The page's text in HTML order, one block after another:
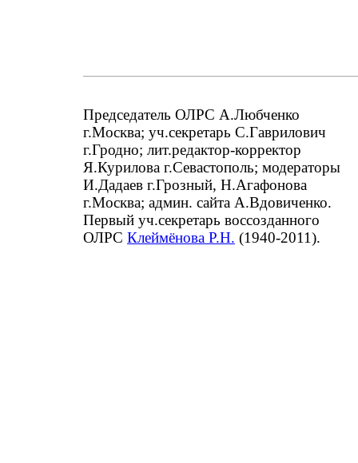
Председатель ОЛРС А.Любченко
г.Москва; уч.секретарь С.Гаврилович
г.Гродно; лит.редактор-корректор
Я.Курилова г.Севастополь; модераторы
И.Дадаев г.Грозный, Н.Агафонова
г.Москва; админ. сайта А.Вдовиченко.
Первый уч.секретарь воссозданного
ОЛРС Клеймёнова Р.Н. (1940-2011).